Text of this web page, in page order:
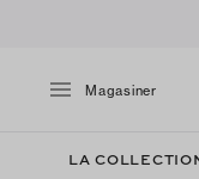
Magasiner
LA